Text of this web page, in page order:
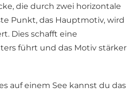
die durch zwei horizontale
Punkt, das Hauptmotiv, wird
Dies schafft eine
führt und das Motiv stärker
auf einem See kannst du das